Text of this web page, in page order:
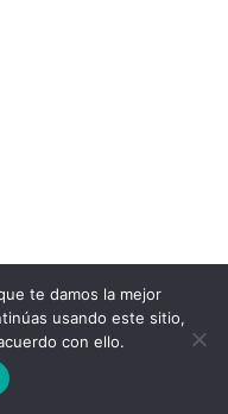
te damos la mejor
usando este sitio,
con ello.